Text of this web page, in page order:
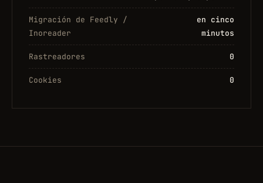
Migración de Feedly /
Inoreader
en cinco
minutos
Rastreadores 0
Cookies 0